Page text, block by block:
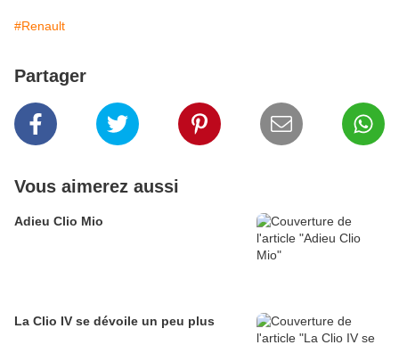
#Renault
Partager
Vous aimerez aussi
Adieu Clio Mio
La Clio IV se dévoile un peu plus